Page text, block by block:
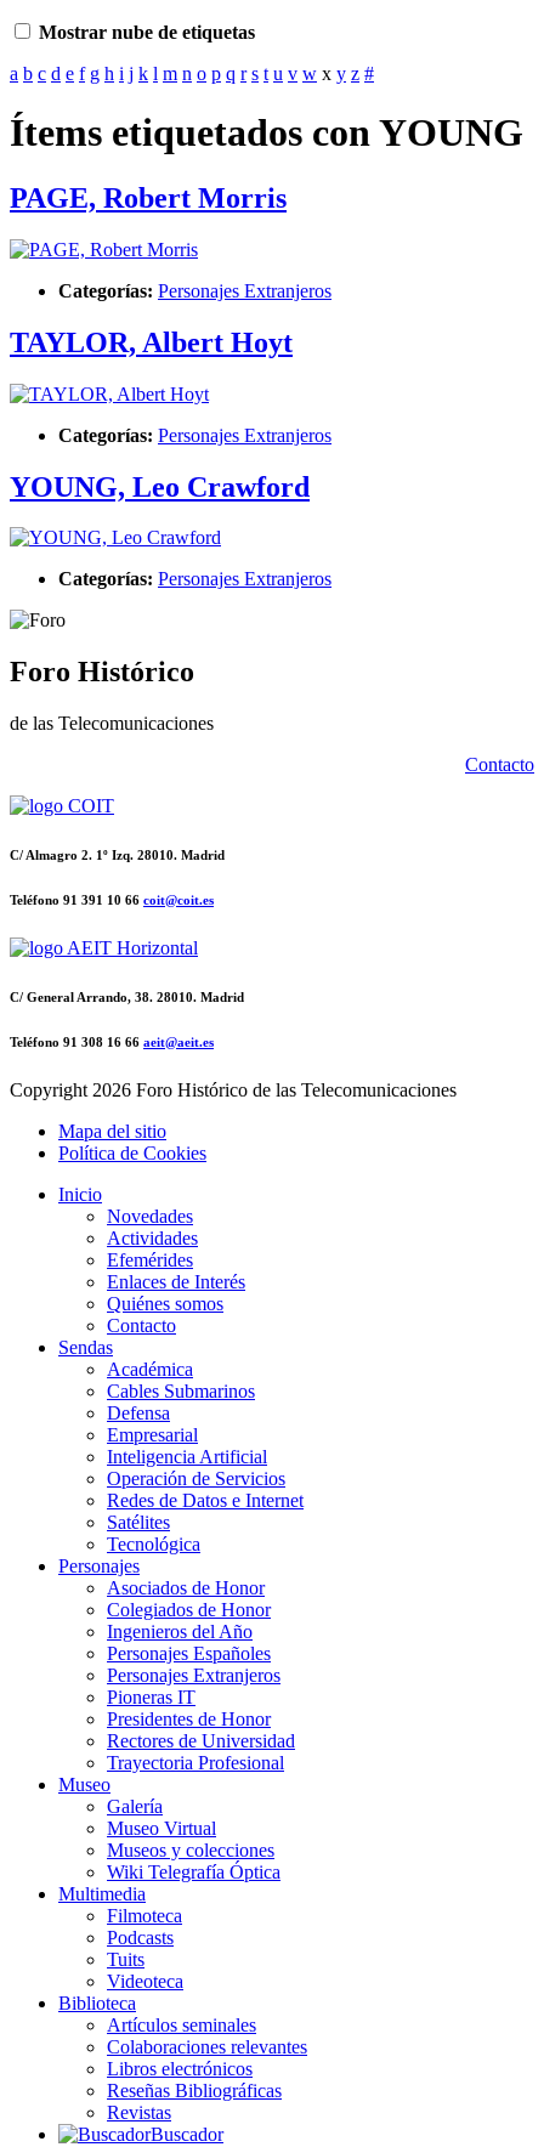
Mostrar nube de etiquetas
a b c d e f g h i j k l m n o p q r s t u v w x y z #
Ítems etiquetados con YOUNG
PAGE, Robert Morris
Categorías: Personajes Extranjeros
TAYLOR, Albert Hoyt
Categorías: Personajes Extranjeros
YOUNG, Leo Crawford
Categorías: Personajes Extranjeros
Foro Histórico
de las Telecomunicaciones
Contacto
C/ Almagro 2. 1º Izq. 28010. Madrid
Teléfono 91 391 10 66 coit@coit.es
C/ General Arrando, 38. 28010. Madrid
Teléfono 91 308 16 66 aeit@aeit.es
Copyright 2026 Foro Histórico de las Telecomunicaciones
Mapa del sitio
Política de Cookies
Inicio
Novedades
Actividades
Efemérides
Enlaces de Interés
Quiénes somos
Contacto
Sendas
Académica
Cables Submarinos
Defensa
Empresarial
Inteligencia Artificial
Operación de Servicios
Redes de Datos e Internet
Satélites
Tecnológica
Personajes
Asociados de Honor
Colegiados de Honor
Ingenieros del Año
Personajes Españoles
Personajes Extranjeros
Pioneras IT
Presidentes de Honor
Rectores de Universidad
Trayectoria Profesional
Museo
Galería
Museo Virtual
Museos y colecciones
Wiki Telegrafía Óptica
Multimedia
Filmoteca
Podcasts
Tuits
Videoteca
Biblioteca
Artículos seminales
Colaboraciones relevantes
Libros electrónicos
Reseñas Bibliográficas
Revistas
Buscador